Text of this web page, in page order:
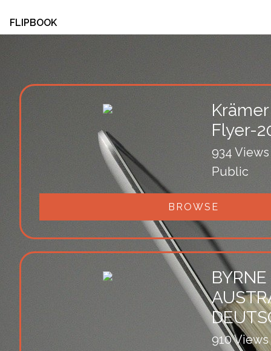
FLIPBOOK
Flyer-
934 Views
Public
BROWSE
910 Views